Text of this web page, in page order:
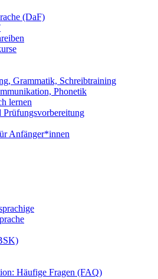
(DaF)
Grammatik, Schreibtraining
Phonetik
lernen
Prüfungsvorbereitung
Anfänger*innen
Häufige Fragen (FAQ)